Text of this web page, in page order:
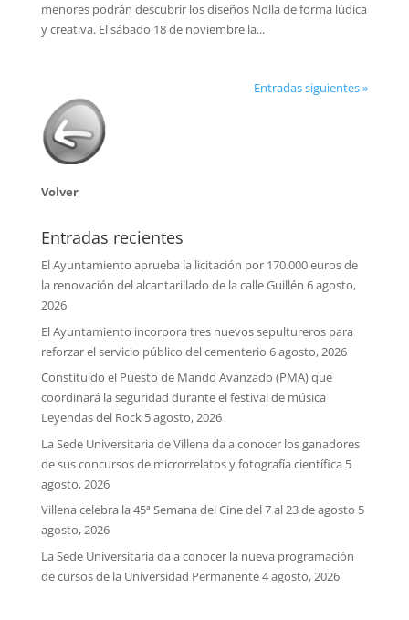
menores podrán descubrir los diseños Nolla de forma lúdica
y creativa. El sábado 18 de noviembre la...
Entradas siguientes »
Volver
Entradas recientes
El Ayuntamiento aprueba la licitación por 170.000 euros de
la renovación del alcantarillado de la calle Guillén 6 agosto,
2026
El Ayuntamiento incorpora tres nuevos sepultureros para
reforzar el servicio público del cementerio 6 agosto, 2026
Constituido el Puesto de Mando Avanzado (PMA) que
coordinará la seguridad durante el festival de música
Leyendas del Rock 5 agosto, 2026
La Sede Universitaria de Villena da a conocer los ganadores
de sus concursos de microrrelatos y fotografía científica 5
agosto, 2026
Villena celebra la 45ª Semana del Cine del 7 al 23 de agosto 5
agosto, 2026
La Sede Universitaria da a conocer la nueva programación
de cursos de la Universidad Permanente4 agosto, 2026